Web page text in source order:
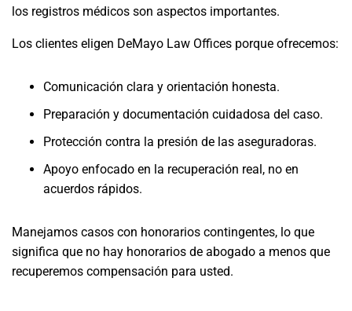
los registros médicos son aspectos importantes.
Los clientes eligen DeMayo Law Offices porque ofrecemos:
Comunicación clara y orientación honesta.
Preparación y documentación cuidadosa del caso.
Protección contra la presión de las aseguradoras.
Apoyo enfocado en la recuperación real, no en
acuerdos rápidos.
Manejamos casos con honorarios contingentes, lo que
significa que no hay honorarios de abogado a menos que
recuperemos compensación para usted.